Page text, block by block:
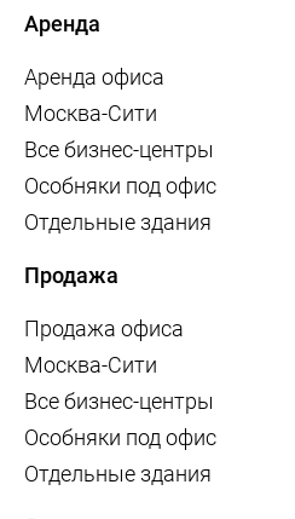
Аренда
Аренда офиса
Москва-Сити
Все бизнес-центры
Особняки под офис
Отдельные здания
Продажа
Продажа офиса
Москва-Сити
Все бизнес-центры
Особняки под офис
Отдельные здания